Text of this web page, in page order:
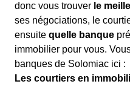
donc vous trouver le
ses négociations, le
ensuite quelle banque
immobilier pour vous.
banques de Solomiac ici :
Les courtiers en